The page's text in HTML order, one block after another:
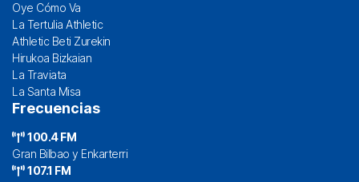
Oye Cómo Va
La Tertulia Athletic
Athletic Beti Zurekin
Hirukoa Bizkaian
La Traviata
La Santa Misa
Frecuencias
100.4 FM
Gran Bilbao y Enkarterri
107.1 FM